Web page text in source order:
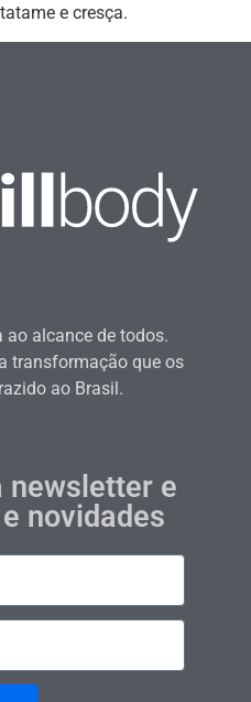
e cresça.
alcance de todos.
transformação que os
ao Brasil.
newsletter e
novidades